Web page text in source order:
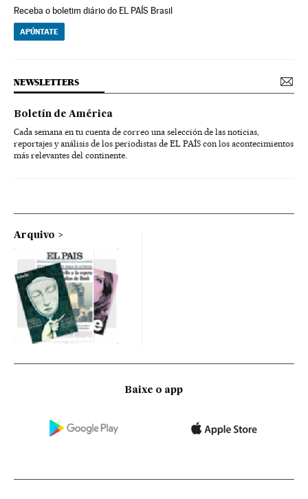
Receba o boletim diário do EL PAÍS Brasil
APÚNTATE
NEWSLETTERS
Boletín de América
Cada semana en tu cuenta de correo una selección de las noticias,
reportajes y análisis de los periodistas de EL PAÍS con los acontecimientos
más relevantes del continente.
Arquivo
Baixe o app